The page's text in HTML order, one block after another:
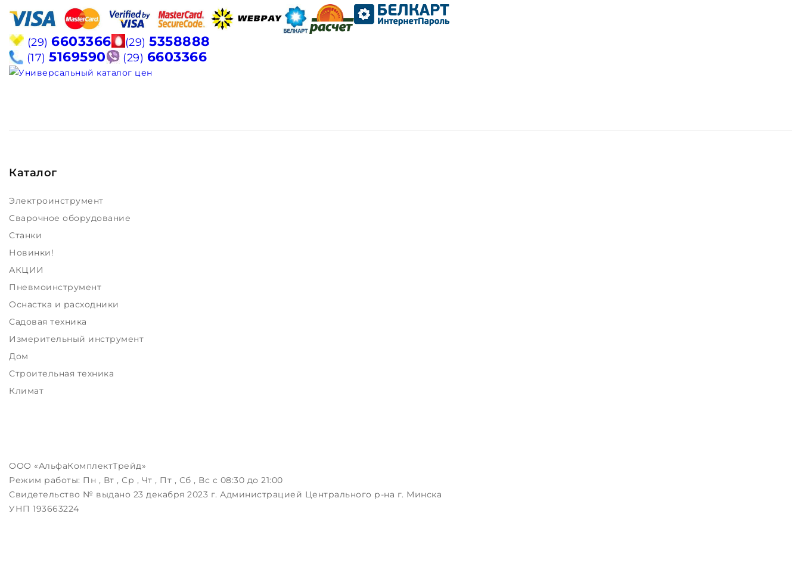
(29) 6603366 (29) 5358888
(17) 5169590 (29) 6603366
Каталог
Электроинструмент
Сварочное оборудование
Станки
Новинки!
АКЦИИ
Пневмоинструмент
Оснастка и расходники
Садовая техника
Измерительный инструмент
Дом
Строительная техника
Климат
ООО «АльфаКомплектТрейд»
Режим работы: Пн , Вт , Ср , Чт , Пт , Сб , Вс c 08:30 до 21:00
Свидетельство № выдано 23 декабря 2023 г. Администрацией Центрального р-на г. Минска
УНП 193663224